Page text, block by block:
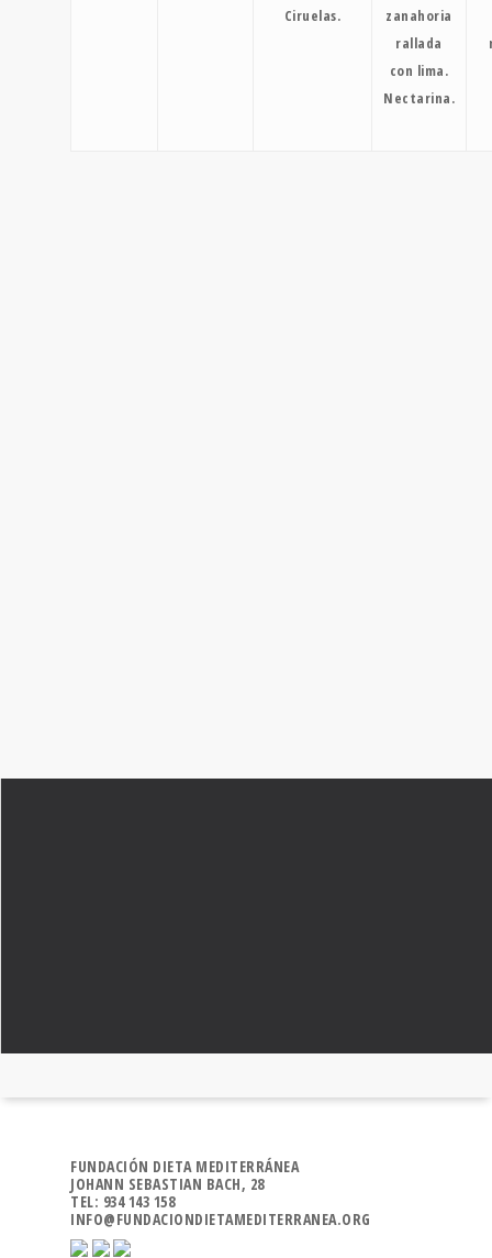
Ciruelas.
zanahoria
rallada
con lima.
Nectarina.
FUNDACIÓN DIETA MEDITERRÁNEA
JOHANN SEBASTIAN BACH, 28
TEL: 934 143 158
INFO@FUNDACIONDIETAMEDITERRANEA.ORG